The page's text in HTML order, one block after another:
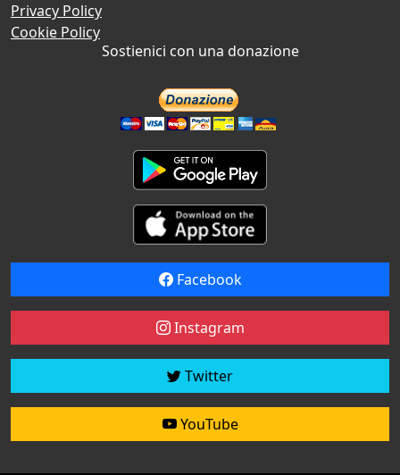
Privacy Policy
Cookie Policy
Sostienici con una donazione
Facebook
Instagram
Twitter
YouTube